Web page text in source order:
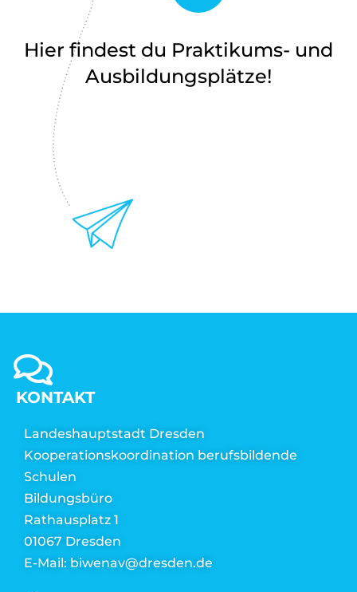
Hier findest du Praktikums- und
Ausbildungsplätze!
KONTAKT
Landeshauptstadt Dresden
Kooperationskoordination berufsbildende
Schulen
Bildungsbüro
Rathausplatz 1
01067 Dresden
E-Mail: biwenav@dresden.de